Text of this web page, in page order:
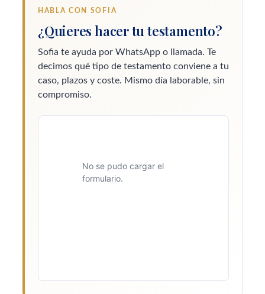
HABLA CON SOFIA
¿Quieres hacer tu testamento?
Sofia te ayuda por WhatsApp o llamada. Te
decimos qué tipo de testamento conviene a tu
caso, plazos y coste. Mismo día laborable, sin
compromiso.
No se pudo cargar el
formulario.